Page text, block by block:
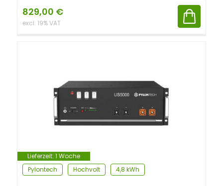
829,00 €
excl. 19% VAT
Lieferzeit: 1 Woche
Pylontech
Hochvolt 4,8 kWh